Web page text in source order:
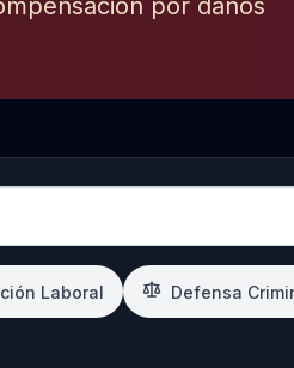
por danos
Laboral Defensa